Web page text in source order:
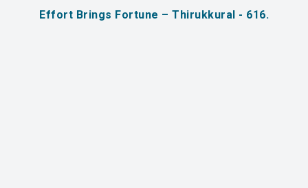
Effort Brings Fortune – Thirukkural - 616.